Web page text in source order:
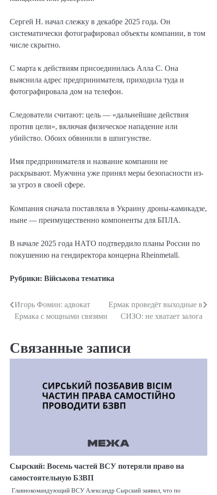
Сергей Н. начал слежку в декабре 2025 года. Он
систематически фотографировал объекты компании, в том
числе скрытно.
С марта к действиям присоединилась Алла С. Она
выяснила адрес предпринимателя, приходила туда и
фотографировала дом на телефон.
Следователи считают: цель — «дальнейшие действия
против цели», включая физическое нападение или
убийство. Обоих обвинили в шпигунстве.
Имя предпринимателя и название компании не
раскрывают. Мужчина уже принял меры безопасности из-
за угроз в своей сфере.
Компания сначала поставляла в Украину дроны-камикадзе,
ныне — преимущественно компоненты для БПЛА.
В начале 2025 года НАТО подтвердило планы России по
покушению на гендиректора концерна Rheinmetall.
Рубрики: Військова тематика
Навигация
по
записям
Игорь Фомин: адвокат
Ермака с мощными связями
Ермак проведёт выходные в
СИЗО: не хватает залога
Связанные записи
Сырский: Восемь частей ВСУ потеряли право на
самостоятельную БЗВП
Главнокомандующий ВСУ Александр Сырский заявил, что по